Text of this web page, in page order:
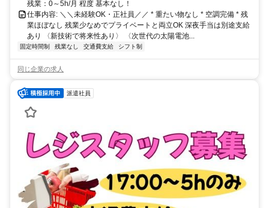
残業：0～5h/月 程度 基本なし！
仕事内容: ＼＼未経験OK・正社員／／ * 重たい物なし * 空調完備 * 残
業ほぼなし 残業少なめでプライベートと両立OK 深夜手当は別途支給
あり 〈新技術で将来性あり〉 〈次世代の太陽電池...
固定時間制 残業なし 交通費支給 シフト制
同じ企業の求人
派遣社員